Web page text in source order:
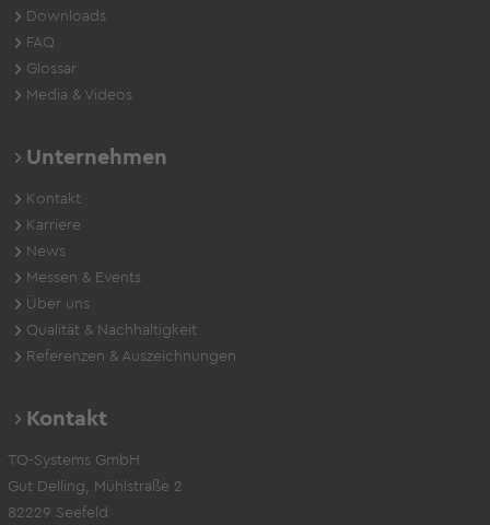
Downloads
FAQ
Glossar
Media & Videos
Unternehmen
Kontakt
Karriere
News
Messen & Events
Über uns
Qualität & Nachhaltigkeit
Referenzen & Auszeichnungen
Kontakt
TQ-Systems GmbH
Gut Delling, Mühlstraße 2
82229 Seefeld